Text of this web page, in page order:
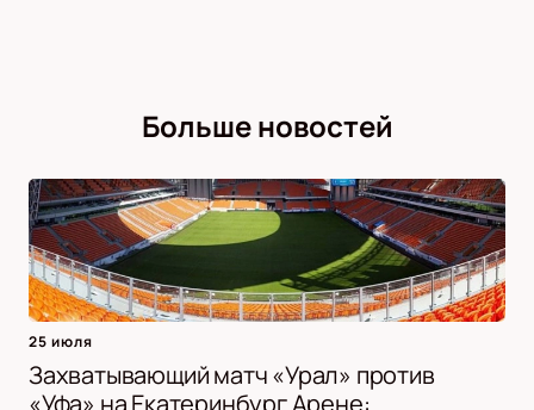
Больше новостей
25 июля
Захватывающий матч «Урал» против